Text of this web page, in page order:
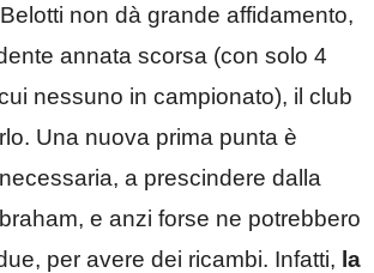
non dà grande affidamento,
annata scorsa (con solo 4
nessuno in campionato), il club
Una nuova prima punta è
a prescindere dalla
e anzi forse ne potrebbero
per avere dei ricambi. Infatti, la